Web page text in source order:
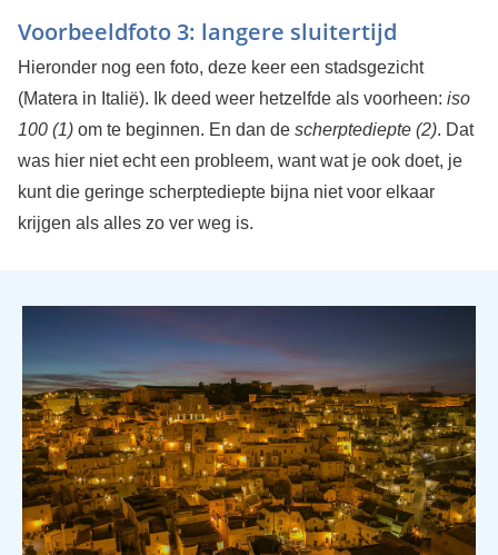
Voorbeeldfoto 3: langere sluitertijd
Hieronder nog een foto, deze keer een stadsgezicht
(Matera in Italië). Ik deed weer hetzelfde als voorheen: iso
100 (1)om te beginnen. En dan de scherptediepte (2). Dat
was hier niet echt een probleem, want wat je ook doet, je
kunt die geringe scherptediepte bijna niet voor elkaar
krijgen als alles zo ver weg is.